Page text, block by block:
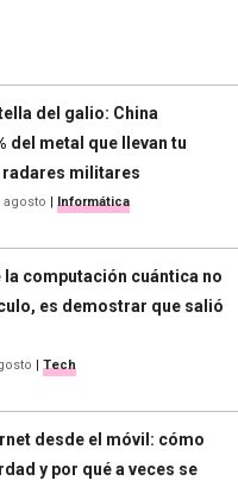
del galio: China
del metal que llevan tu
militares
agosto | Informática
la computación cuántica no
es demostrar que salió
| Tech
desde el móvil: cómo
y por qué a veces se